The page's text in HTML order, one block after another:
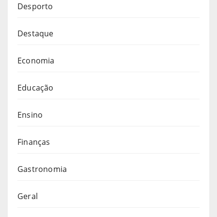
Desporto
Destaque
Economia
Educação
Ensino
Finanças
Gastronomia
Geral